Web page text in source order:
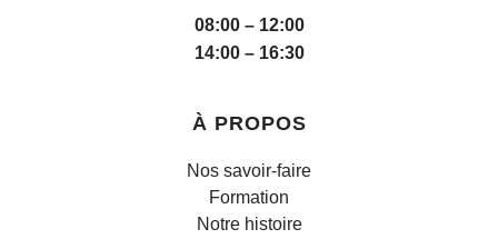
08:00 – 12:00
14:00 – 16:30
À PROPOS
Nos savoir-faire
Formation
Notre histoire